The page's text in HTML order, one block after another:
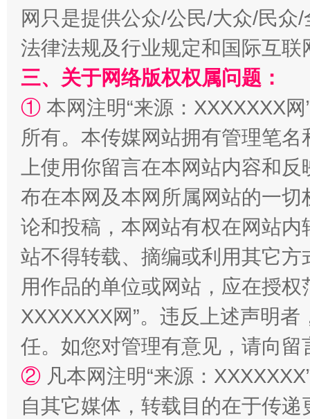
阿坝州三大球赛在茂县开幕 规模
国家大学科技园优化重塑工作
网只是提供公众/公民/大众/民
法律法规及行业规定和国际互
三、关于网络版权权属问题：
① 本网注明“来源：XXXXXXX
所有。本传媒网站拥有管理笔
上使用你留言在本网站内容和
布在本网及本网所属网站的一
论和投稿，本网站有权在网站
站不得转载、摘编或利用其它
用作品的单位或网站，应在授
XXXXXXX网”。违反上述声明
任。如您对管理有意见，请向
② 凡本网注明“来源：
自其它媒体，转载目的在于传